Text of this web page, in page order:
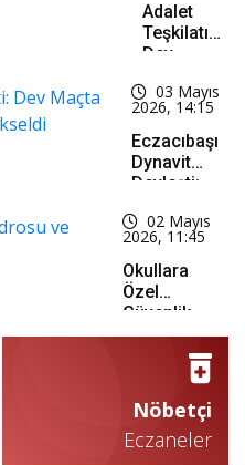
Adalet
Teşkilatına
Dev
Bin
Personel
Alımı İçin
Düğmeye
Basıldı!
03 Mayıs
2026, 14:15
Eczacıbaşı
Dynavit
Devleşti:
Scandicci’yi
Devirip
Finale
Yükseldi
02 Mayıs
2026, 11:45
Okullara
Özel
Güvenlik
Kadrosu Ve
Düzenlemesi
Yolda!
Nöbetçi
Eczaneler